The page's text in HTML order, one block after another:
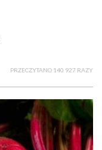
PRZECZYTANO 140 927 RAZY